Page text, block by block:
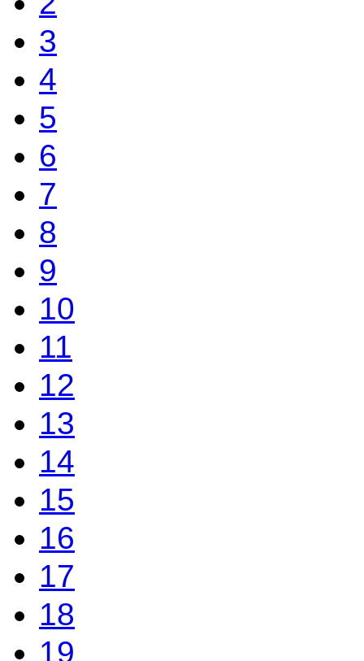
3
4
5
6
7
8
9
10
11
12
13
14
15
16
17
18
19